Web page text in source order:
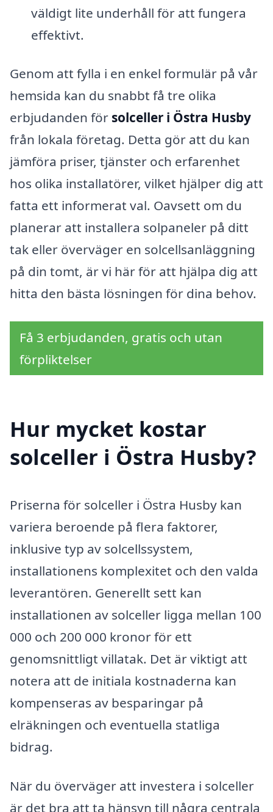
väldigt lite underhåll för att fungera
effektivt.
Genom att fylla i en enkel formulär på vår
hemsida kan du snabbt få tre olika
erbjudanden för solceller i Östra Husby
från lokala företag. Detta gör att du kan
jämföra priser, tjänster och erfarenhet
hos olika installatörer, vilket hjälper dig att
fatta ett informerat val. Oavsett om du
planerar att installera solpaneler på ditt
tak eller överväger en solcellsanläggning
på din tomt, är vi här för att hjälpa dig att
hitta den bästa lösningen för dina behov.
Få 3 erbjudanden, gratis och utan
förpliktelser
Hur mycket kostar
solceller i Östra Husby?
Priserna för solceller i Östra Husby kan
variera beroende på flera faktorer,
inklusive typ av solcellssystem,
installationens komplexitet och den valda
leverantören. Generellt sett kan
installationen av solceller ligga mellan 100
000 och 200 000 kronor för ett
genomsnittligt villatak. Det är viktigt att
notera att de initiala kostnaderna kan
kompenseras av besparingar på
elräkningen och eventuella statliga
bidrag.
När du överväger att investera i solceller
är det bra att ta hänsyn till några centrala